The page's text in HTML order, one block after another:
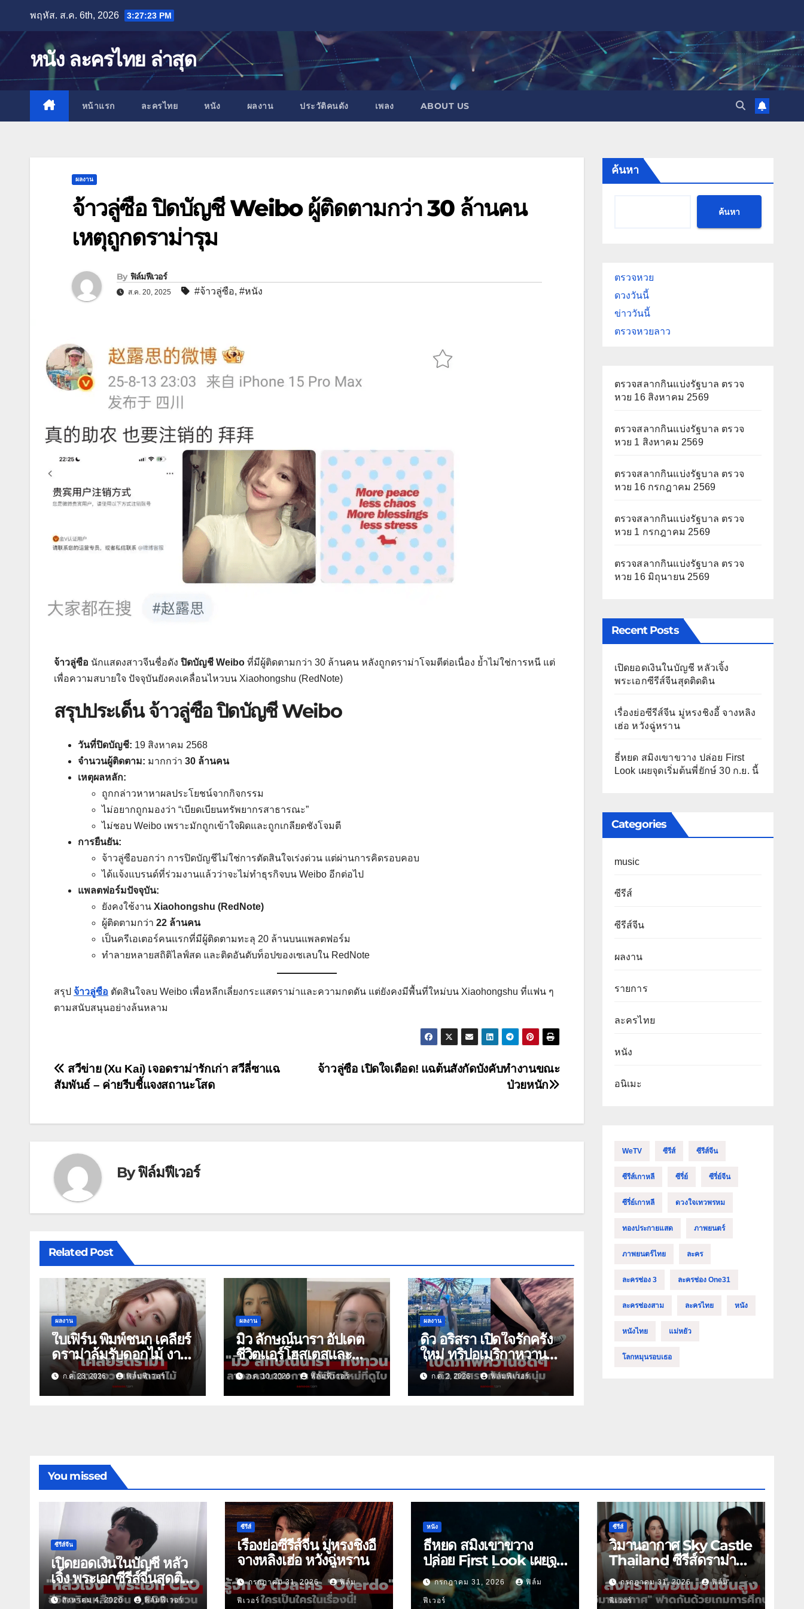
content
พฤหัส. ส.ค. 6th, 2026 3:27:24 PM
หนัง ละครไทย ล่าสุด
หน้าแรก ละครไทย หนัง ผลงาน ประวัติคนดัง เพลง ABOUT US
ผลงาน
จ้าวลู่ซือ ปิดบัญชี Weibo ผู้ติดตามกว่า 30 ล้านคน
เหตุถูกดราม่ารุม
By ฟิล์มฟีเวอร์
ส.ค. 20, 2025 #จ้าวลู่ซือ, #หนัง
จ้าวลู่ซือ นักแสดงสาวจีนชื่อดัง ปิดบัญชี Weibo ที่มีผู้ติดตามกว่า 30 ล้านคน หลังถูกดราม่าโจมตีต่อเนื่อง ย้ำไม่ใช่การหนี แต่
เพื่อความสบายใจ ปัจจุบันยังคงเคลื่อนไหวบน Xiaohongshu (RedNote)
สรุปประเด็น จ้าวลู่ซือ ปิดบัญชี Weibo
วันที่ปิดบัญชี: 19 สิงหาคม 2568
จำนวนผู้ติดตาม: มากกว่า 30 ล้านคน
เหตุผลหลัก:
ถูกกล่าวหาหาผลประโยชน์จากกิจกรรม
ไม่อยากถูกมองว่า “เบียดเบียนทรัพยากรสาธารณะ”
ไม่ชอบ Weibo เพราะมักถูกเข้าใจผิดและถูกเกลียดชังโจมตี
การยืนยัน:
จ้าวลู่ซือบอกว่า การปิดบัญชีไม่ใช่การตัดสินใจเร่งด่วน แต่ผ่านการคิดรอบคอบ
ได้แจ้งแบรนด์ที่ร่วมงานแล้วว่าจะไม่ทำธุรกิจบน Weibo อีกต่อไป
แพลตฟอร์มปัจจุบัน:
ยังคงใช้งาน Xiaohongshu (RedNote)
ผู้ติดตามกว่า 22 ล้านคน
เป็นครีเอเตอร์คนแรกที่มีผู้ติดตามทะลุ 20 ล้านบนแพลตฟอร์ม
ทำลายหลายสถิติไลฟ์สด และติดอันดับท็อปของเซเลบใน RedNote
สรุป จ้าวลู่ซือ ตัดสินใจลบ Weibo เพื่อหลีกเลี่ยงกระแสดราม่าและความกดดัน แต่ยังคงมีพื้นที่ใหม่บน Xiaohongshu ที่แฟน ๆ
ตามสนับสนุนอย่างล้นหลาม
แนะแนว
จ้าวลู่ซือ เปิดใจเดือด! แฉต้นสังกัดบังคับทำงานขณะ
ป่วยหนัก
สวีข่าย (Xu Kai) เจอดราม่ารักเก่า สวีลี่ซาแฉ
สัมพันธ์ – ค่ายรีบชี้แจงสถานะโสด
Byฟิล์มฟีเวอร์
Related Post
ผลงาน
ใบเฟิร์น พิมพ์ชนก เคลียร์
ดราม่าล้มรับดอกไม้ งาน
แต่ง ณเดชน์-ญาญ่า
ก.ค. 23, 2026 ฟิล์มฟีเวอร์
ผลงาน
มิว ลักษณ์นารา อัปเดต
ชีวิตแอร์โฮสเตสและ
ละครเรื่องสุดท้าย
ก.ค. 10, 2026 ฟิล์มฟีเวอร์
ผลงาน
ดิว อริสรา เปิดใจรักครั้ง
ใหม่ ทริปอเมริกาหวาน
ฉ่ำทายาทหมื่นล้าน
ก.ค. 2, 2026 ฟิล์มฟีเวอร์
ค้นหา
ค้นหา
ตรวจหวย
ดวงวันนี้
ข่าววันนี้
ตรวจหวยลาว
ตรวจสลากกินแบ่งรัฐบาล ตรวจ
หวย 16 สิงหาคม 2569
ตรวจสลากกินแบ่งรัฐบาล ตรวจ
หวย 1 สิงหาคม 2569
ตรวจสลากกินแบ่งรัฐบาล ตรวจ
หวย 16 กรกฎาคม 2569
ตรวจสลากกินแบ่งรัฐบาล ตรวจ
หวย 1 กรกฎาคม 2569
ตรวจสลากกินแบ่งรัฐบาล ตรวจ
หวย 16 มิถุนายน 2569
Recent Posts
เปิดยอดเงินในบัญชี หลัวเจิ้ง
พระเอกซีรีส์จีนสุดติดดิน
เรื่องย่อซีรีส์จีน มู่หรงชิงอี้ จางหลิง
เฮ่อ หวังฉู่หราน
ธี่หยด สมิงเขาขวาง ปล่อย First
Look เผยจุดเริ่มต้นพี่ยักษ์ 30 ก.ย. นี้
Categories
music
ซีรีส์
ซีรีส์จีน
ผลงาน
รายการ
ละครไทย
หนัง
อนิเมะ
WeTV ซีรีส์ ซีรีส์จีน
ซีรีส์เกาหลี ซีรี่ย์ ซีรี่ย์จีน
ซีรี่ย์เกาหลี ดวงใจเทวพรหม
ทองประกายแสด ภาพยนตร์
ภาพยนตร์ไทย ละคร
ละครช่อง 3 ละครช่อง One31
ละครช่องสาม ละครไทย หนัง
หนังไทย แม่หยัว
โลกหมุนรอบเธอ
You missed
ซีรีส์จีน
เปิดยอดเงินในบัญชี หลัว
เจิ้ง พระเอกซีรีส์จีนสุดติด
ดินสิงหาคม 4, 2026 ฟิล์มฟีเวอร์
ซีรีส์
เรื่องย่อซีรีส์จีน มู่หรงชิงอี้
จางหลิงเฮ่อ หวังฉู่หราน
กรกฎาคม 31, 2026 ฟิล์ม
ฟีเวอร์
หนัง
ธี่หยด สมิงเขาขวาง
ปล่อย First Look เผยจุด
เริ่มต้นพี่ยักษ์ 30 ก.ย. นี้
กรกฎาคม 31, 2026 ฟิล์ม
ฟีเวอร์
ซีรีส์
วิมานอากาศ Sky Castle
Thailand ซีรีส์ดราม่า
ฟอร์มยักษ์ ช่องวัน31
กรกฎาคม 31, 2026 ฟิล์ม
ฟีเวอร์